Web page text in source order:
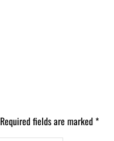
Required fields are marked*